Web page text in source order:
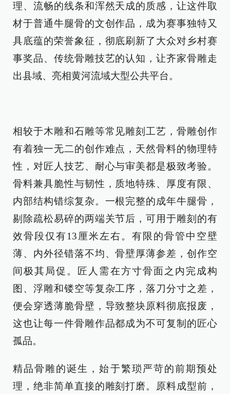
理、流畅的线条和浑然天成的质感，让这件取
材于普通牛腿骨的文创作品，成为赛事独特又
具底蕴的荣誉象征，彻底刷新了大众对乡村赛
事奖品、传统骨雕技艺的认知，让齐家骨雕走
出县域、亮相黄河流域大型公共平台。
相较于木雕和石雕等常见雕刻工艺，骨雕创作
有着独一无二的创作难点，天然骨料的物理特
性，对匠人技艺、耐心与审美都是极致考验。
骨料兼具脆性与韧性，质地特殊、厚度有限、
内部结构错综复杂。一根完整的成年牛腿骨，
剔除疏松易碎的两端关节后，可用于雕刻的有
效骨段仅有13厘米左右。有限的骨管中空壁
薄、内外径错落不均、骨壁厚薄参差，创作空
间极其局促。匠人需在方寸骨面之内完成构
图、浮雕和镂空等复杂工序，落刀分寸之差，
便会穿透薄脆骨壁，导致整块原料彻底报废，
这也让每一件骨雕作品都成为不可复制的匠心
孤品。
精品骨雕的诞生，始于繁琐严苛的前期预处
理，绝非简单直接的雕刻打磨。原料成型前，